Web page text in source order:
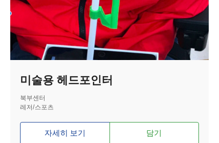
미술용 헤드포인터
북부센터
레저/스포츠
자세히 보기 담기